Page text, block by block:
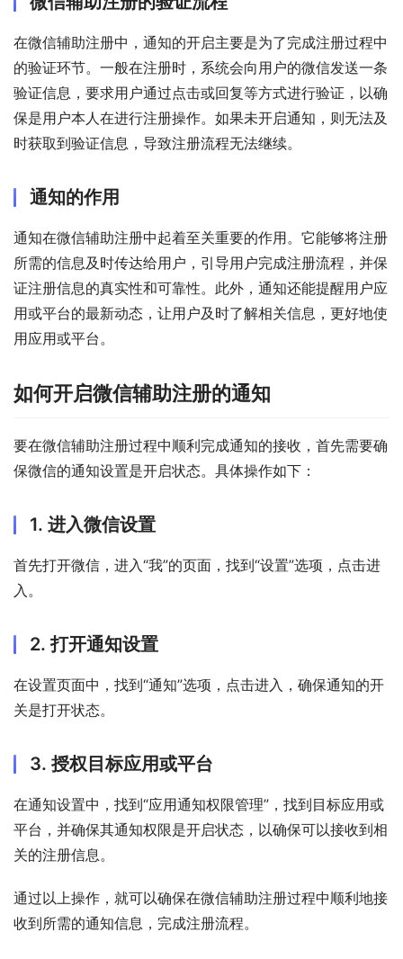
在微信辅助注册中，通知的开启主要是为了完成注册过程中
的验证环节。一般在注册时，系统会向用户的微信发送一条
验证信息，要求用户通过点击或回复等方式进行验证，以确
保是用户本人在进行注册操作。如果未开启通知，则无法及
时获取到验证信息，导致注册流程无法继续。
通知的作用
通知在微信辅助注册中起着至关重要的作用。它能够将注册
所需的信息及时传达给用户，引导用户完成注册流程，并保
证注册信息的真实性和可靠性。此外，通知还能提醒用户应
用或平台的最新动态，让用户及时了解相关信息，更好地使
用应用或平台。
如何开启微信辅助注册的通知
要在微信辅助注册过程中顺利完成通知的接收，首先需要确
保微信的通知设置是开启状态。具体操作如下：
1. 进入微信设置
首先打开微信，进入“我”的页面，找到“设置”选项，点击进
入。
2. 打开通知设置
在设置页面中，找到“通知”选项，点击进入，确保通知的开
关是打开状态。
3. 授权目标应用或平台
在通知设置中，找到“应用通知权限管理”，找到目标应用或
平台，并确保其通知权限是开启状态，以确保可以接收到相
关的注册信息。
通过以上操作，就可以确保在微信辅助注册过程中顺利地接
收到所需的通知信息，完成注册流程。